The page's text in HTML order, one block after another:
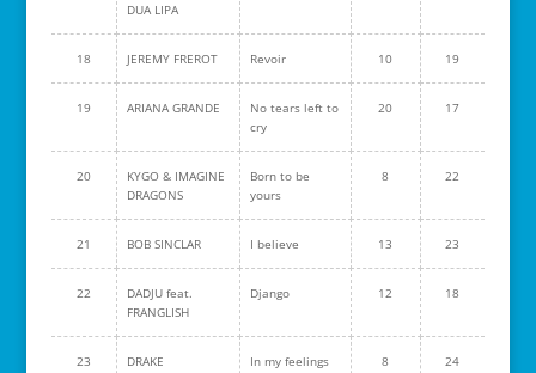
DUA LIPA
18 JEREMY FREROT Revoir 10 19
19 ARIANA GRANDE
No tears left to
cry
20 17
20
KYGO & IMAGINE
DRAGONS
Born to be
yours
8 22
21 BOB SINCLAR I believe 13 23
22
DADJU feat.
FRANGLISH
Django 12 18
23 DRAKE In my feelings 8 24